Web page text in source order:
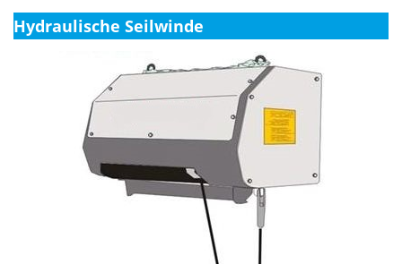
Hydraulische Seilwinde